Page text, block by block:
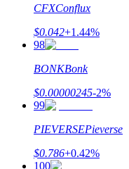
CFXConflux
$0.042+1.44%
98
BONKBonk
$0.00000245-2%
99
PIEVERSEPieverse
$0.786+0.42%
100